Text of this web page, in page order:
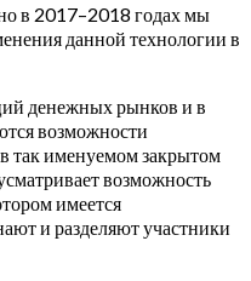
в 2017–2018 годах мы
данной технологии в
денежных рынков и в
возможности
так именуемом закрытом
возможность
имеется
и разделяют участники